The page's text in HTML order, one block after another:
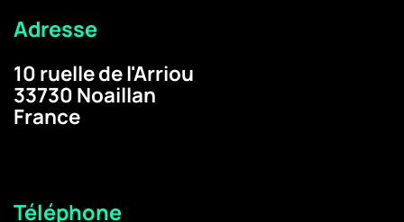
Adresse
10 ruelle de l'Arriou
33730 Noaillan
France
Téléphone